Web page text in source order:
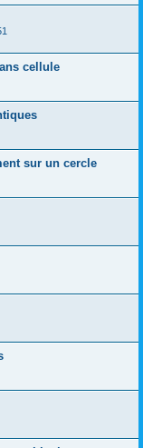
cellule
sur un cercle